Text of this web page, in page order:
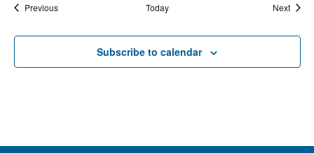
PreviousEvents Today Next
Subscribe to calendar